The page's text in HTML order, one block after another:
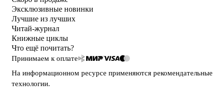
Эксклюзивные новинки
Лучшие из лучших
Читай-журнал
Книжные циклы
Что ещё почитать?
Принимаем к оплате
На информационном ресурсе применяются рекомендательные
технологии.